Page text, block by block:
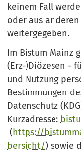
keinem Fall
oder aus
weitergegeben.
Im Bistum Mainz
(Erz-)Diözesen -
und Nutzung
Bestimmungen
Datenschutz
Kurzadresse:
(https://
bersicht/) sowie